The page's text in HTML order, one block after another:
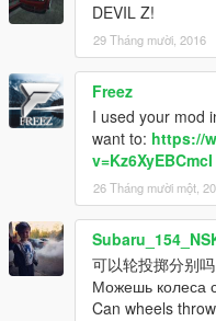
DEVIL Z!
29 Tháng mười, 2016
Freez
I used your mod
want to: https://
v=Kz6XyEBCmcI
26 Tháng mười một,
可以轮投掷分别吗
Можешь колеса
Can wheels